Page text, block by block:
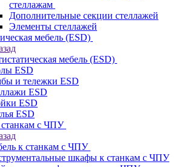
стеллажам
Дополнительные секции стеллажей
Элементы стеллажей
мебель (ESD)
мебель (ESD)
ESD
и тележки ESD
ESD
ESD
ESD
с ЧПУ
к станкам с ЧПУ
шкафы к станкам с ЧПУ